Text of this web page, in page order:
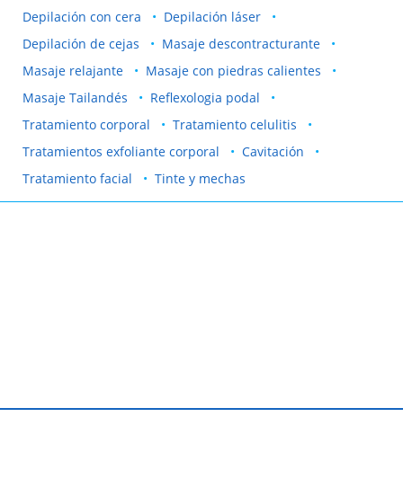
Depilación con cera
Depilación láser
Depilación de cejas
Masaje descontracturante
Masaje relajante
Masaje con piedras calientes
Masaje Tailandés
Reflexologia podal
Tratamiento corporal
Tratamiento celulitis
Tratamientos exfoliante corporal
Cavitación
Tratamiento facial
Tinte y mechas